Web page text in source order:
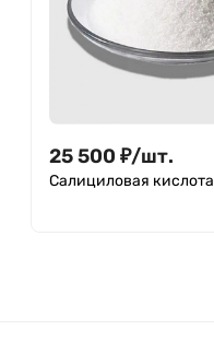
25 500 ₽/шт.
Салициловая кислота